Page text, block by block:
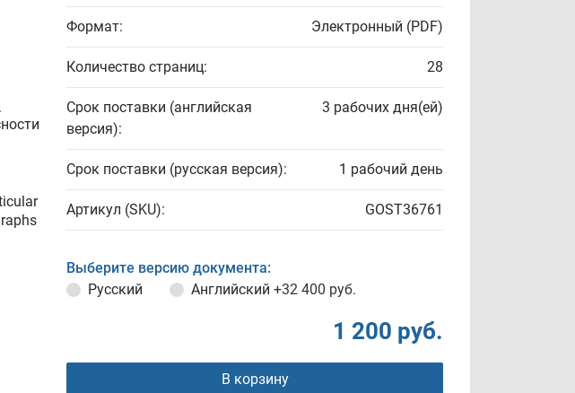
Формат: Электронный (PDF)
Количество страниц: 28
Срок поставки (английская
версия):
3 рабочих дня(ей)
Срок поставки (русская версия): 1 рабочий день
Артикул (SKU): GOST36761
Выберите версию документа:
Русский
Английский +32 400 руб.
1 200 руб.
В корзину